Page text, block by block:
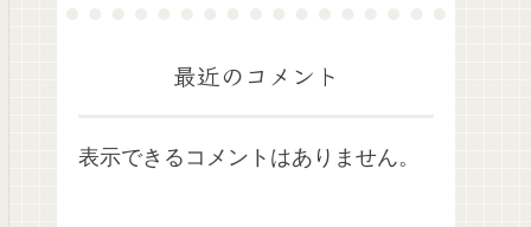
最近のコメント
表示できるコメントはありません。